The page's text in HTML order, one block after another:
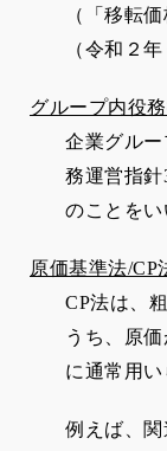
（「移転
（令和２
グループ内役
企業グル
務運営指針
のことをい
原価基準法/CP
CP法は、
うち、原
に通常用い
例えば、